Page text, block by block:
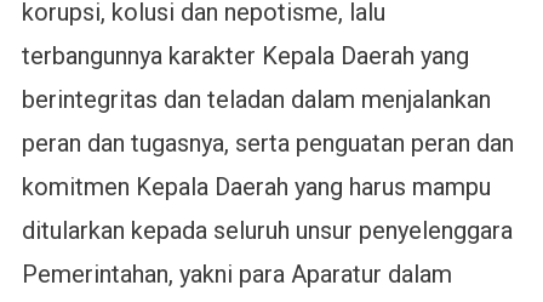
korupsi, kolusi dan nepotisme, lalu
terbangunnya karakter Kepala Daerah yang
berintegritas dan teladan dalam menjalankan
peran dan tugasnya, serta penguatan peran dan
komitmen Kepala Daerah yang harus mampu
ditularkan kepada seluruh unsur penyelenggara
Pemerintahan, yakni para Aparatur dalam